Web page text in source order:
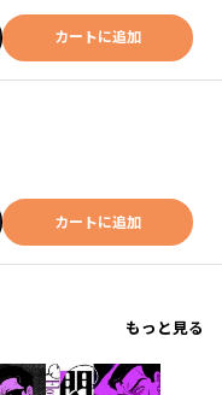
カートに追加
カートに追加
もっと見る